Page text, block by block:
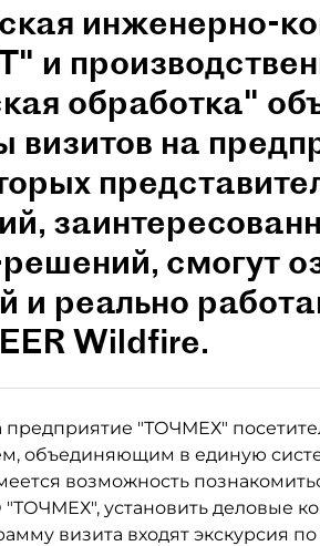
инженерно-
обработка"
визитов на
смогут
и реально
Wildfire.
предприятие "ТОЧМЕХ"
объединяющим в единую
возможность
установить деловые
визита входят экскурсия